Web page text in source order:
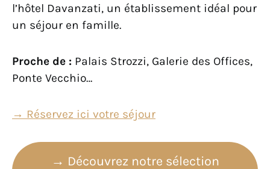
l’hôtel Davanzati, un établissement idéal pour
un séjour en famille.
Proche de : Palais Strozzi, Galerie des Offices,
Ponte Vecchio…
→ Réservez ici votre séjour
→ Découvrez notre sélection